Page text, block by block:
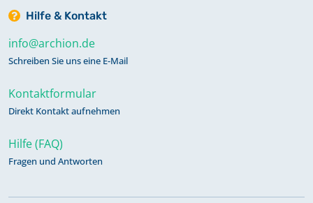
Hilfe & Kontakt
info@archion.de
Schreiben Sie uns eine E-Mail
Kontaktformular
Direkt Kontakt aufnehmen
Hilfe (FAQ)
Fragen und Antworten